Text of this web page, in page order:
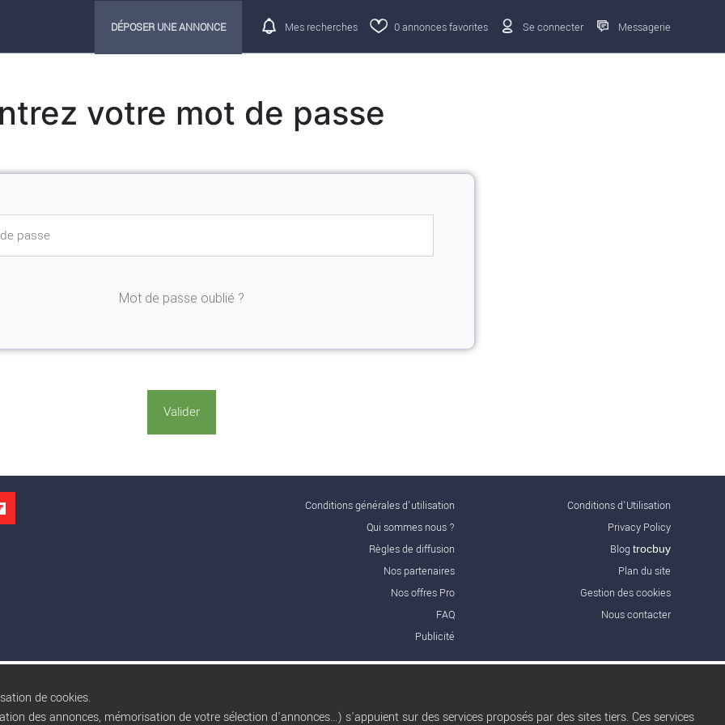
DÉPOSER UNE ANNONCE Mes recherches 0annonces favorites Se connecter Messagerie
votre mot de passe
Mot de passe oublié ?
Conditions générales d'utilisation
Qui sommes nous ?
Règles de diffusion
Nos partenaires
Nos offres Pro
FAQ
Publicité
Conditions d’Utilisation
Privacy Policy
Blog trocbuy
Plan du site
Gestion des cookies
Nous contacter
de cookies.
des annonces, mémorisation de votre sélection d'annonces...) s'appuient sur des services proposés par des sites tiers. Ces services